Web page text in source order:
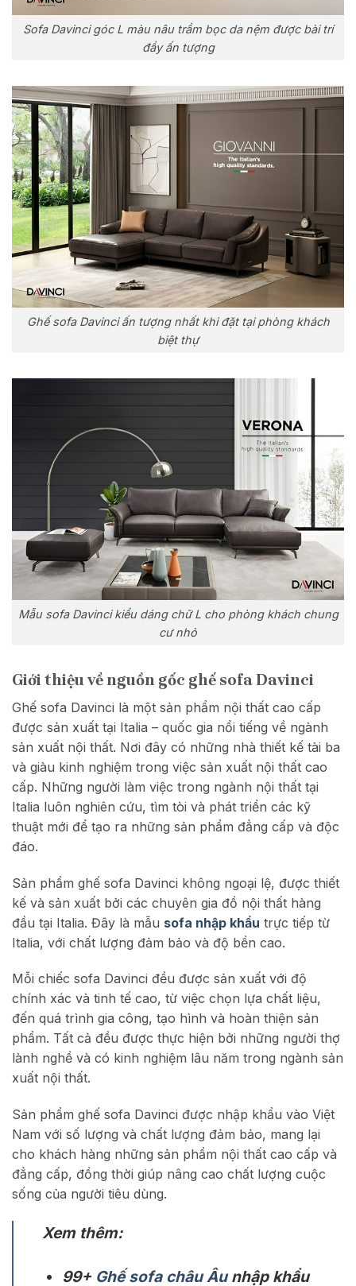
Sofa Davinci góc L màu nâu trầm bọc da nệm được bài trí
đầy ấn tượng
Ghế sofa Davinci ấn tượng nhất khi đặt tại phòng khách
biệt thự
Mẫu sofa Davinci kiểu dáng chữ L cho phòng khách chung
cư nhỏ
Giới thiệu về nguồn gốc ghế sofa Davinci
Ghế sofa Davinci là một sản phẩm nội thất cao cấp
được sản xuất tại Italia – quốc gia nổi tiếng về ngành
sản xuất nội thất. Nơi đây có những nhà thiết kế tài ba
và giàu kinh nghiệm trong việc sản xuất nội thất cao
cấp. Những người làm việc trong ngành nội thất tại
Italia luôn nghiên cứu, tìm tòi và phát triển các kỹ
thuật mới để tạo ra những sản phẩm đẳng cấp và độc
đáo.
Sản phẩm ghế sofa Davinci không ngoại lệ, được thiết
kế và sản xuất bởi các chuyên gia đồ nội thất hàng
đầu tại Italia. Đây là mẫu sofa nhập khẩu trực tiếp từ
Italia, với chất lượng đảm bảo và độ bền cao.
Mỗi chiếc sofa Davinci đều được sản xuất với độ
chính xác và tinh tế cao, từ việc chọn lựa chất liệu,
đến quá trình gia công, tạo hình và hoàn thiện sản
phẩm. Tất cả đều được thực hiện bởi những người thợ
lành nghề và có kinh nghiệm lâu năm trong ngành sản
xuất nội thất.
Sản phẩm ghế sofa Davinci được nhập khẩu vào Việt
Nam với số lượng và chất lượng đảm bảo, mang lại
cho khách hàng những sản phẩm nội thất cao cấp và
đẳng cấp, đồng thời giúp nâng cao chất lượng cuộc
sống của người tiêu dùng.
Xem thêm:
99+ Ghế sofa châu Âunhập khẩu